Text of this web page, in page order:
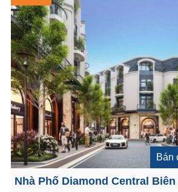
Bán
Nhà Phố Diamond Central